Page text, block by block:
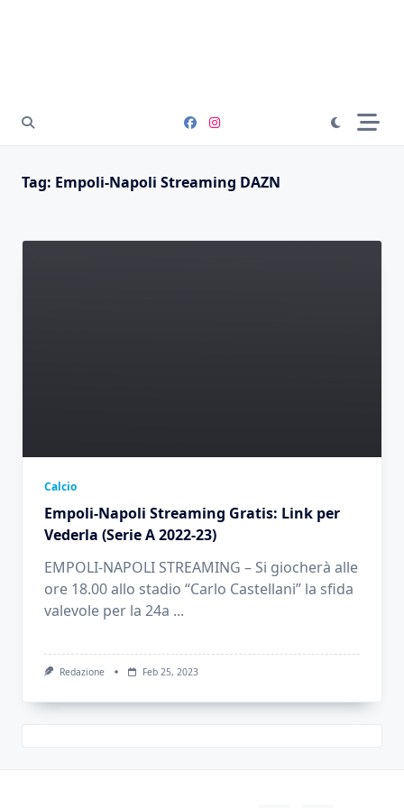
Tag: Empoli-Napoli Streaming DAZN
Calcio
Empoli-Napoli Streaming Gratis: Link per
Vederla (Serie A 2022-23)
EMPOLI-NAPOLI STREAMING – Si giocherà alle
ore 18.00 allo stadio “Carlo Castellani” la sfida
valevole per la 24a ...
Redazione Feb 25, 2023